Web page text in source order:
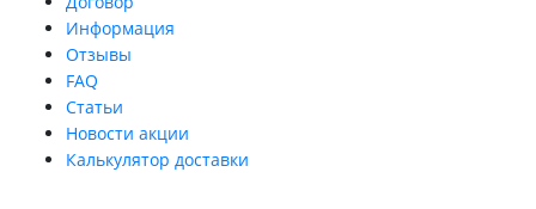
Информация
Отзывы
FAQ
Статьи
Новости акции
Калькулятор доставки